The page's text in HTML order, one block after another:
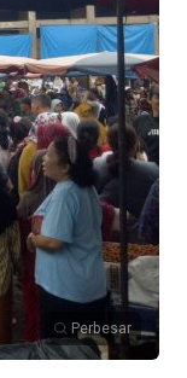
Perbesar